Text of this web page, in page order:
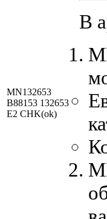
MN132653
B88153 132653
E2 CHK(ok)
В